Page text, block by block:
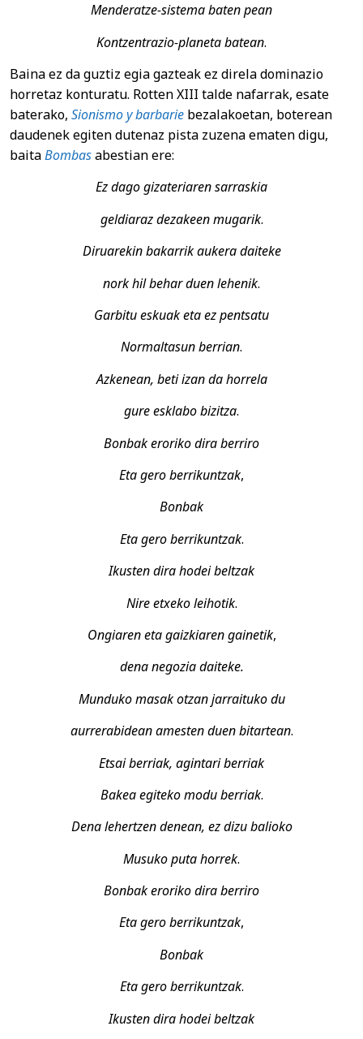
Menderatze-sistema baten pean
Kontzentrazio-planeta batean.
Baina ez da guztiz egia gazteak ez direla dominazio
horretaz konturatu. Rotten XIII talde nafarrak, esate
baterako, Sionismo y barbarie bezalakoetan, boterean
daudenek egiten dutenaz pista zuzena ematen digu,
baitaBombasabestian ere:
Ez dago gizateriaren sarraskia
geldiaraz dezakeen mugarik.
Diruarekin bakarrik aukera daiteke
nork hil behar duen lehenik.
Garbitu eskuak eta ez pentsatu
Normaltasun berrian.
Azkenean, beti izan da horrela
gure esklabo bizitza.
Bonbak eroriko dira berriro
Eta gero berrikuntzak,
Bonbak
Eta gero berrikuntzak.
Ikusten dira hodei beltzak
Nire etxeko leihotik.
Ongiaren eta gaizkiaren gainetik,
dena negozia daiteke.
Munduko masak otzan jarraituko du
aurrerabidean amesten duen bitartean.
Etsai berriak, agintari berriak
Bakea egiteko modu berriak.
Dena lehertzen denean, ez dizu balioko
Musuko puta horrek.
Bonbak eroriko dira berriro
Eta gero berrikuntzak,
Bonbak
Eta gero berrikuntzak.
Ikusten dira hodei beltzak